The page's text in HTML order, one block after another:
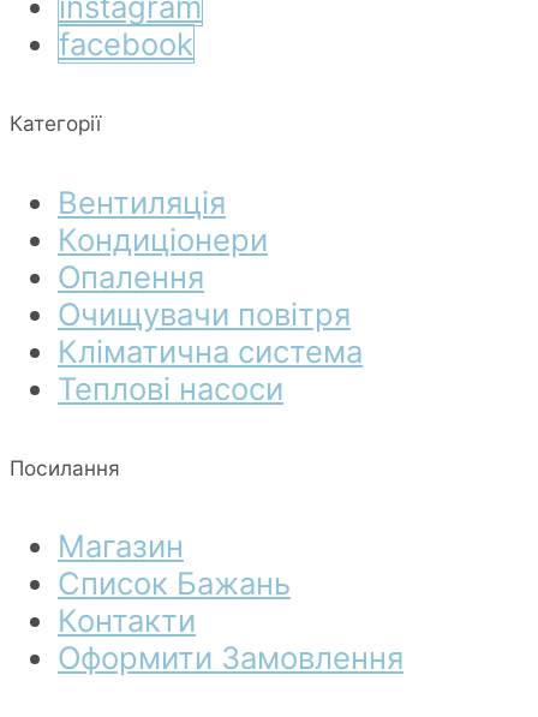
facebook
Категорії
Вентиляція
Кондиціонери
Опалення
Очищувачи повітря
Кліматична система
Теплові насоси
Посилання
Магазин
Список Бажань
Контакти
Оформити Замовлення